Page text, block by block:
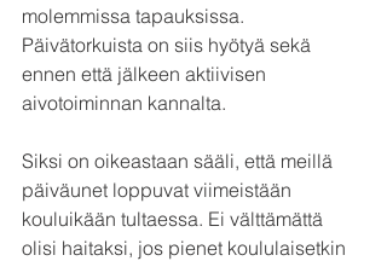
molemmissa tapauksissa.
Päivätorkuista on siis hyötyä sekä
ennen että jälkeen aktiivisen
aivotoiminnan kannalta.
Siksi on oikeastaan sääli, että meillä
päiväunet loppuvat viimeistään
kouluikään tultaessa. Ei välttämättä
olisi haitaksi, jos pienet koululaisetkin